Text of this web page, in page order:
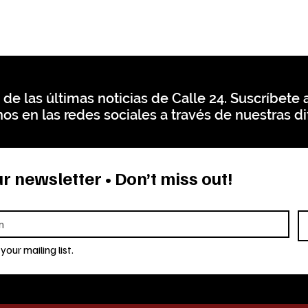
las últimas noticias de Calle 24.
en las redes sociales a través de nuestras
newsletter • Don’t miss out!
mailing list.